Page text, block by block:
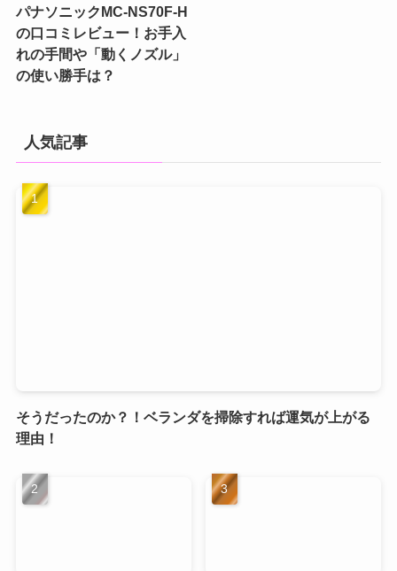
パナソニックMC-NS70F-H
の口コミレビュー！お手入
れの手間や「動くノズル」
の使い勝手は？
人気記事
そうだったのか？！ベランダを掃除すれば運気が上がる
理由！